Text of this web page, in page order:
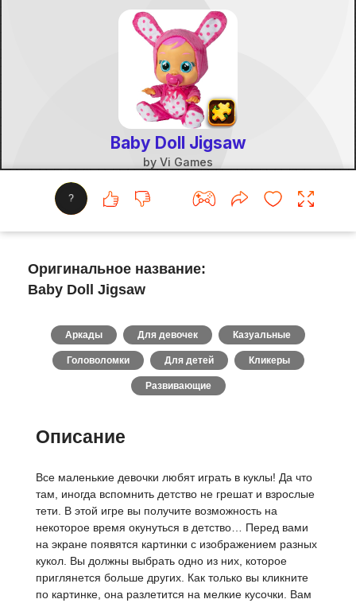
?
Оригинальное название:
Baby Doll Jigsaw
Аркады Для девочек Казуальные
Головоломки Для детей Кликеры
Развивающие
Описание
Все маленькие девочки любят играть в куклы! Да что
там, иногда вспомнить детство не грешат и взрослые
тети. В этой игре вы получите возможность на
некоторое время окунуться в детство… Перед вами
на экране появятся картинки с изображением разных
кукол. Вы должны выбрать одно из них, которое
приглянется больше других. Как только вы кликните
по картинке, она разлетится на мелкие кусочки. Вам